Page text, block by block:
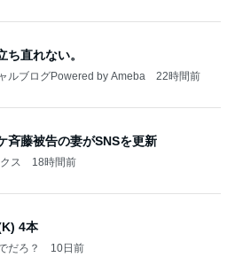
ち直れない。
ルブログPowered by Ameba 22時間前
斉藤被告の妻がSNSを更新
ス 18時間前
4本
だろ？ 10日前